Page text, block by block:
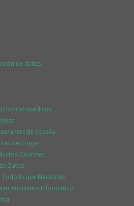
de datos
Ortopédicos
de España
del Hogar
Gourmet
Datos
lo que Necesites
Informático